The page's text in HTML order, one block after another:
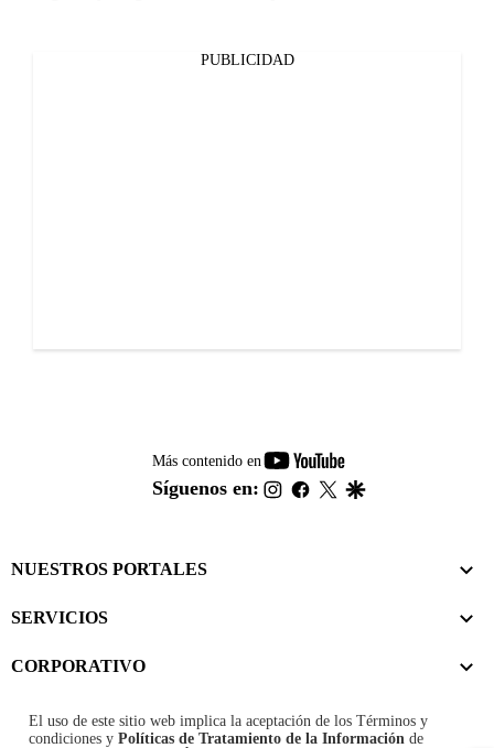
PUBLICIDAD
Más contenido en
youtube-
footer
Síguenos en: instagram
facebook
twitter
NUESTROS PORTALES
SERVICIOS
CORPORATIVO
El uso de este sitio web implica la aceptación de los Términos y
condiciones y Políticas de Tratamiento de la Información de